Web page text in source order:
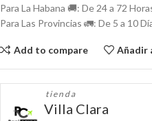
Para La Habana 🚚: De 24 a 72
Para Las Provincias 🚛: De 5 a 10
Add to compare Añadir
tienda
Villa Clara